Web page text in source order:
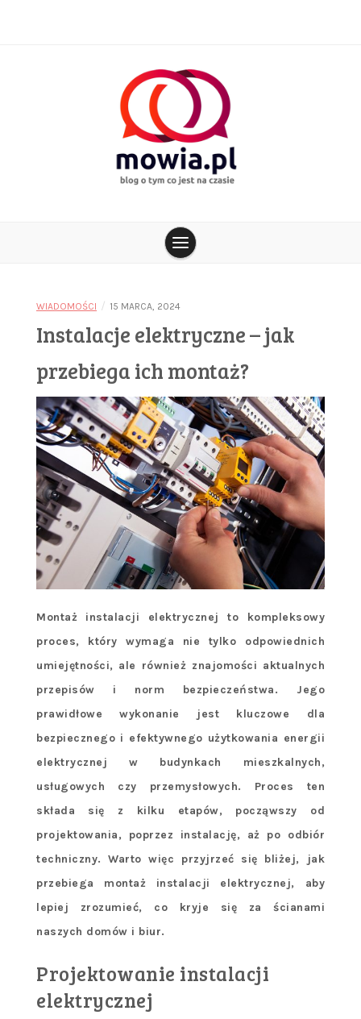
mowia.pl
WIADOMOŚCI / 15 MARCA, 2024
Instalacje elektryczne – jak
przebiega ich montaż?
Montaż instalacji elektrycznej to kompleksowy
proces, który wymaga nie tylko odpowiednich
umiejętności, ale również znajomości aktualnych
przepisów i norm bezpieczeństwa. Jego
prawidłowe wykonanie jest kluczowe dla
bezpiecznego i efektywnego użytkowania energii
elektrycznej w budynkach mieszkalnych,
usługowych czy przemysłowych. Proces ten
składa się z kilku etapów, począwszy od
projektowania, poprzez instalację, aż po odbiór
techniczny. Warto więc przyjrzeć się bliżej, jak
przebiega montaż instalacji elektrycznej, aby
lepiej zrozumieć, co kryje się za ścianami
naszych domów i biur.
Projektowanie instalacji
elektrycznej